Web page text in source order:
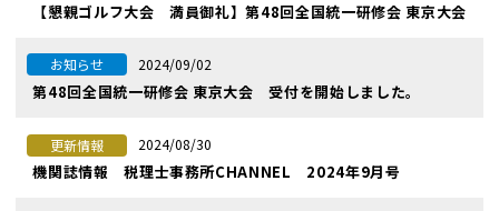
【懇親ゴルフ大会 満員御礼】第48回全国統一研修会 東京大会
お知らせ 2024/09/02
第48回全国統一研修会 東京大会 受付を開始しました。
更新情報 2024/08/30
機関誌情報 税理士事務所CHANNEL 2024年9月号